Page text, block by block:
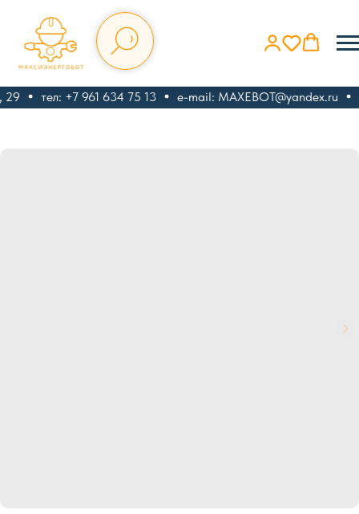
тел: +7 961 634 75 13 e-mail: MAXEBOT@yandex.ru